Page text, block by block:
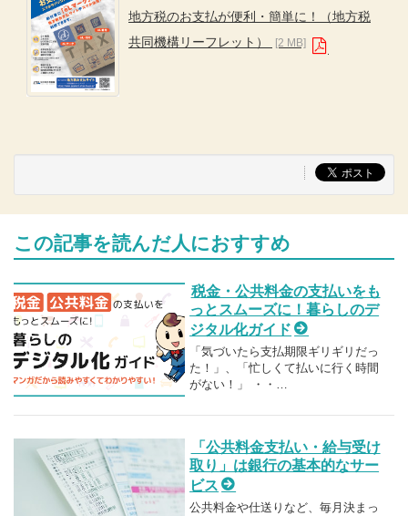
地方税のお支払が便利・簡単に！（地方税
共同機構リーフレット）
[2 MB]
この記事を読んだ人におすすめ
税金・公共料金の支払いをも
っとスムーズに！暮らしのデ
ジタル化ガイド
「気づいたら支払期限ギリギリだっ
た！」、「忙しくて払いに行く時間
がない！」 ・・…
「公共料金支払い・給与受け
取り」は銀行の基本的なサー
ビス
公共料金や仕送りなど、毎月決まっ